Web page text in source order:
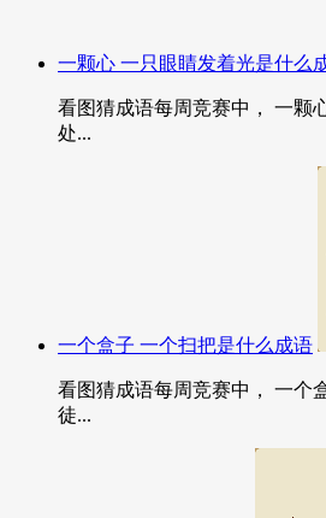
一颗心 一只眼睛发着光是什么
看图猜成语每周竞赛中， 一颗
处...
一个盒子 一个扫把是什么成语
看图猜成语每周竞赛中， 一个
徒...